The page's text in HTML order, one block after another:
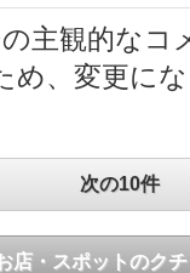
主観的なコ
め、変更に
次の10件
店・スポットのク